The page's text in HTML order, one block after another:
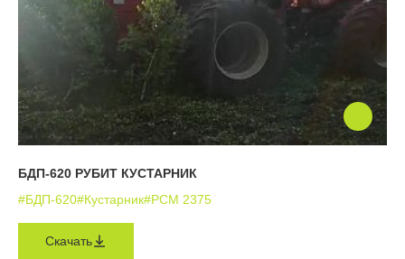
БДП-620 РУБИТ КУСТАРНИК
#БДП-620#Кустарник#РСМ 2375
Скачать